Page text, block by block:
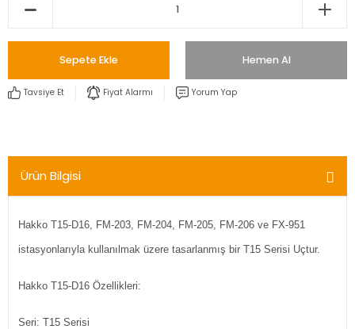
Sepete Ekle Hemen Al
Tavsiye Et Fiyat Alarmı Yorum Yap
Ürün Bilgisi
Hakko T15-D16, FM-203, FM-204, FM-205, FM-206 ve FX-951
istasyonlarıyla kullanılmak üzere tasarlanmış bir T15 Serisi Uçtur.
Hakko T15-D16 Özellikleri:
Seri: T15 Serisi